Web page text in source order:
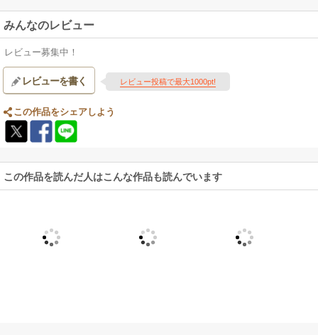
みんなのレビュー
レビュー募集中！
レビューを書く レビュー投稿で最大1000pt!
この作品をシェアしよう
この作品を読んだ人はこんな作品も読んでいます